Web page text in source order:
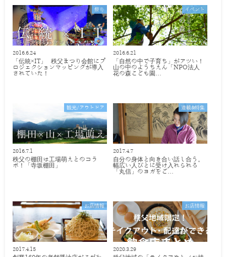
祭り
2016.6.24
「伝統×IT」 秩父まつり会館にプ
ロジェクションマッピングが導入
されていた！
イベント
2016.6.21
「自然の中で子育ち」がアツい！
山の中のようちえん「NPO法人
花の森こども園…
観光/アウトドア
2016.7.1
秩父の棚田は工場萌えとのコラ
ボ！「寺坂棚田」
連載&特集
2017.4.7
自分の身体と向き合い話し合う。
幅広い人びとに受け入れられる
「丸信」のヨガをご…
お店情報
2017.4.15
お店情報
2020.3.29